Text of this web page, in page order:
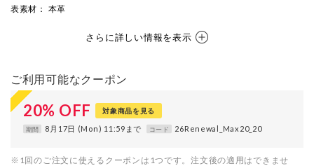
表素材 ： 本革
さらに詳しい情報を表示
ご利用可能なクーポン
20% OFF 対象商品を見る
期間 8月17日 (Mon) 11:59まで コード 26Renewal_Max20_20
※1回のご注文に使えるクーポンは1つです。注文後の適用はできませ